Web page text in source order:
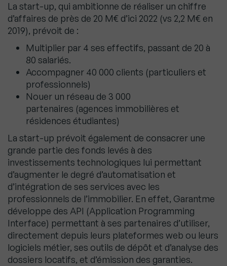
La start-up, qui ambitionne de réaliser un chiffre
d’affaires de près de 20 M€ d’ici 2022 (vs 2,2 M€ en
2019), prévoit de :
Multiplier par 4 ses effectifs, passant de 20 à
80 salariés.
Accompagner 40 000 clients (particuliers et
professionnels)
Nouer un réseau de 3 000
partenaires (agences immobilières et
résidences étudiantes)
La start-up prévoit également de consacrer une
grande partie des fonds levés à des
investissements technologiques lui permettant
d’augmenter le degré d’automatisation et
d’intégration de ses services avec les
professionnels de l’immobilier. En effet, Garantme
développe des API (Application Programming
Interface) permettant à ses partenaires d’utiliser,
directement depuis leurs plateformes web ou leurs
logiciels métier, ses outils de dépôt et d’analyse des
dossiers locatifs, et d’émission des garanties.